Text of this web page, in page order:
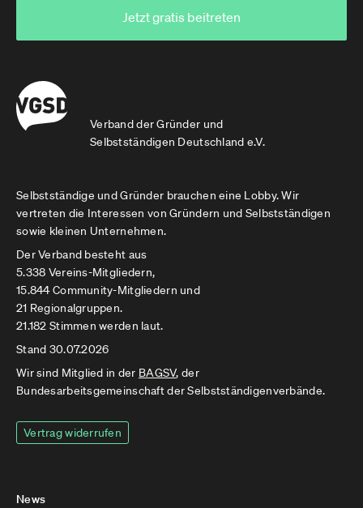
Verband der Gründer und
Selbstständigen Deutschland e.V.
Jetzt gratis beitreten
Selbstständige und Gründer brauchen eine Lobby. Wir
vertreten die Interessen von Gründern und Selbstständigen
sowie kleinen Unternehmen.
Der Verband besteht aus
5.338 Vereins-Mitgliedern,
15.844 Community-Mitgliedern und
21 Regionalgruppen.
21.182 Stimmen werden laut.
Stand 30.07.2026
Wir sind Mitglied in der BAGSV, der
Bundesarbeitsgemeinschaft der Selbstständigenverbände.
Vertrag widerrufen
News